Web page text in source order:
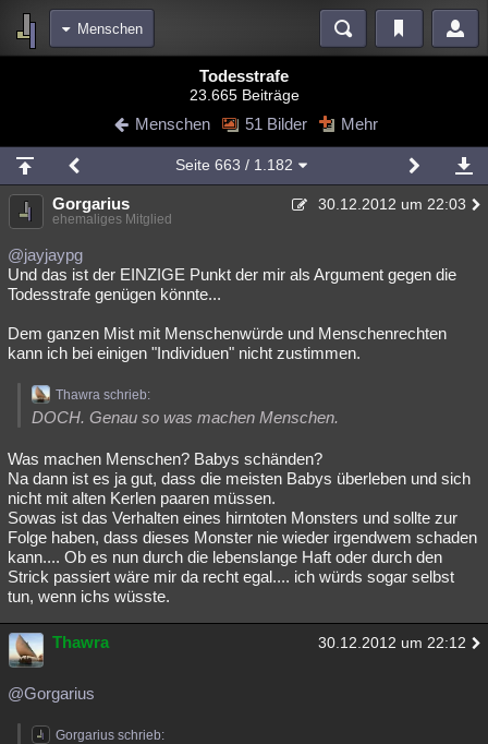
Menschen
Diskussionen Blogs Videos
Chat Wiki Neuigkeiten
meine Rubriken
Menschen Wissenschaft Mystery Kriminalfälle
Spiritualität
Natur Umfragen Unterhaltung
weitere Rubriken
Philosophie Träume Orte Esoterik Literatur
Astronomie Helpdesk
Übersichten
Besucht Teilgenommen Alle Neue Geschlossen
Lesenswert Schlüsselwörter
Todesstrafe
23.665 Beiträge
Menschen 51 Bilder Mehr
Seite 663 / 1.182
Gorgarius 30.12.2012 um 22:03
ehemaliges Mitglied
@jayjaypg
Und das ist der EINZIGE Punkt der mir als Argument gegen die
Todesstrafe genügen könnte...
Dem ganzen Mist mit Menschenwürde und Menschenrechten
kann ich bei einigen "Individuen" nicht zustimmen.
Thawra schrieb:
DOCH. Genau so was machen Menschen.
Was machen Menschen? Babys schänden?
Na dann ist es ja gut, dass die meisten Babys überleben und sich
nicht mit alten Kerlen paaren müssen.
Sowas ist das Verhalten eines hirntoten Monsters und sollte zur
Folge haben, dass dieses Monster nie wieder irgendwem schaden
kann.... Ob es nun durch die lebenslange Haft oder durch den
Strick passiert wäre mir da recht egal.... ich würds sogar selbst
tun, wenn ichs wüsste.
Thawra 30.12.2012 um 22:12
@Gorgarius
Gorgarius schrieb: